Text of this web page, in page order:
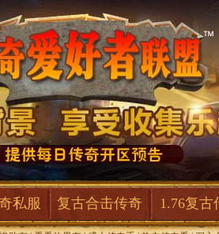
私服 复古合击传奇 1.76复古